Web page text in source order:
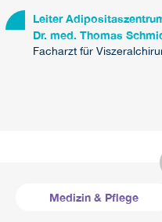
Leiter
Dr. med. Thomas
Facharzt für
Medizin & Pflege